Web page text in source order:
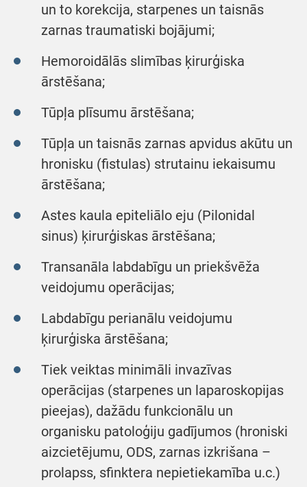
un to korekcija, starpenes un taisnās
zarnas traumatiski bojājumi;
Hemoroidālās slimības ķirurģiska
ārstēšana;
Tūpļa plīsumu ārstēšana;
Tūpļa un taisnās zarnas apvidus akūtu un
hronisku (fistulas) strutainu iekaisumu
ārstēšana;
Astes kaula epiteliālo eju (Pilonidal
sinus) ķirurģiskas ārstēšana;
Transanāla labdabīgu un priekšvēža
veidojumu operācijas;
Labdabīgu perianālu veidojumu
ķirurģiska ārstēšana;
Tiek veiktas minimāli invazīvas
operācijas (starpenes un laparoskopijas
pieejas), dažādu funkcionālu un
organisku patoloģiju gadījumos (hroniski
aizcietējumu, ODS, zarnas izkrišana –
prolapss, sfinktera nepietiekamība u.c.)